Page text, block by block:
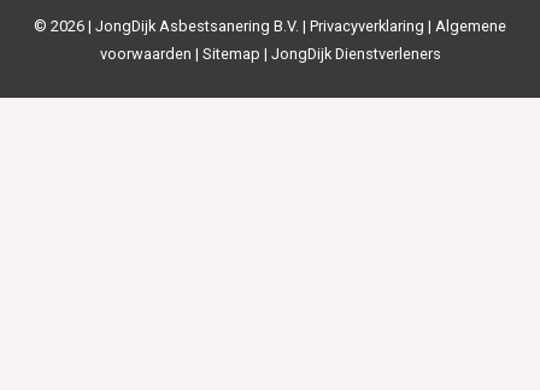
© 2026 | JongDijk Asbestsanering B.V. | Privacyverklaring | Algemene
voorwaarden | Sitemap | JongDijk Dienstverleners